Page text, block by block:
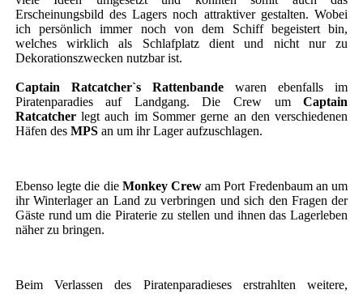
Erscheinungsbild des Lagers noch attraktiver gestalten. Wobei
ich persönlich immer noch von dem Schiff begeistert bin,
welches wirklich als Schlafplatz dient und nicht nur zu
Dekorationszwecken nutzbar ist.
Captain Ratcatcher`s Rattenbandewaren ebenfalls im
Piratenparadies auf Landgang. Die Crew umCaptain
Ratcatcherlegt auch im Sommer gerne an den verschiedenen
Häfen des MPSan um ihr Lager aufzuschlagen.
Ebenso legte die die Monkey Crew am Port Fredenbaum an um
ihr Winterlager an Land zu verbringen und sich den Fragen der
Gäste rund um die Piraterie zu stellen und ihnen das Lagerleben
näher zu bringen.
Beim Verlassen des Piratenparadieses erstrahlten weitere,